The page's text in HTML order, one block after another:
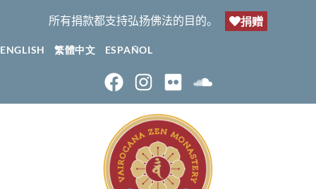
所有捐款都支持弘扬佛法的目的。 捐赠
ENGLISH 繁體中文 ESPAÑOL